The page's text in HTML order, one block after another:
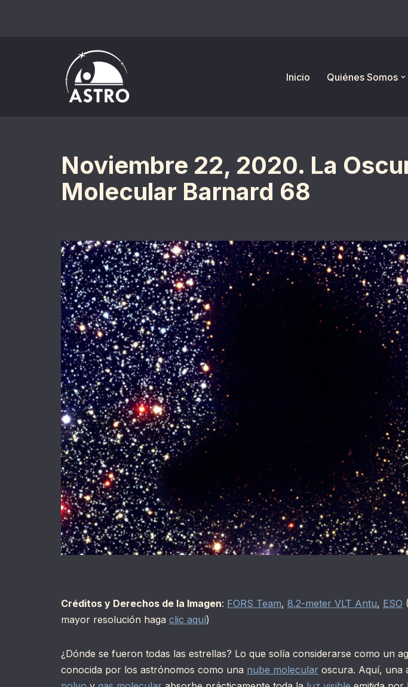
Inicio
Quiénes Somos
Noviembre 22, 2020. La
Molecular Barnard 68
Créditos y Derechos de la Imagen: FORS Team, 8.2-meter VLT Antu, ESO
mayor resolución haga clic aquí)
¿Dónde se fueron todas las estrellas? Lo que solía considerarse como un
conocida por los astrónomos como una nube molecular oscura. Aquí, una